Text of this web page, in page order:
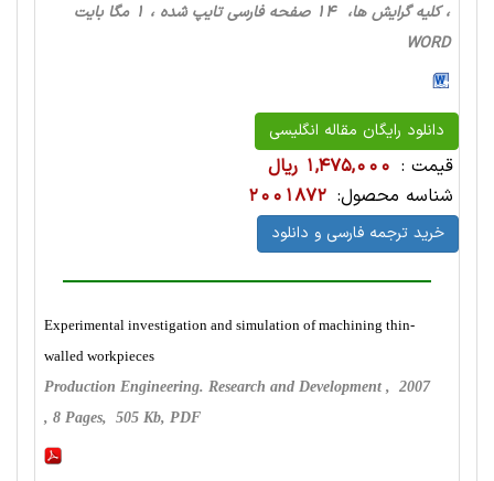
، کلیه گرایش ها، 14 صفحه فارسی تایپ شده ، 1 مگا بایت
WORD
دانلود رایگان مقاله انگلیسی
قیمت : 1,475,000 ریال
شناسه محصول: 2001872
خرید ترجمه فارسی و دانلود
Experimental investigation and simulation of machining thin-
walled workpieces
Production Engineering. Research and Development , 2007
, 8 Pages, 505 Kb, PDF